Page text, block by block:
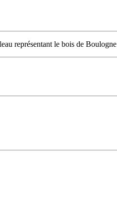
représentant le bois de